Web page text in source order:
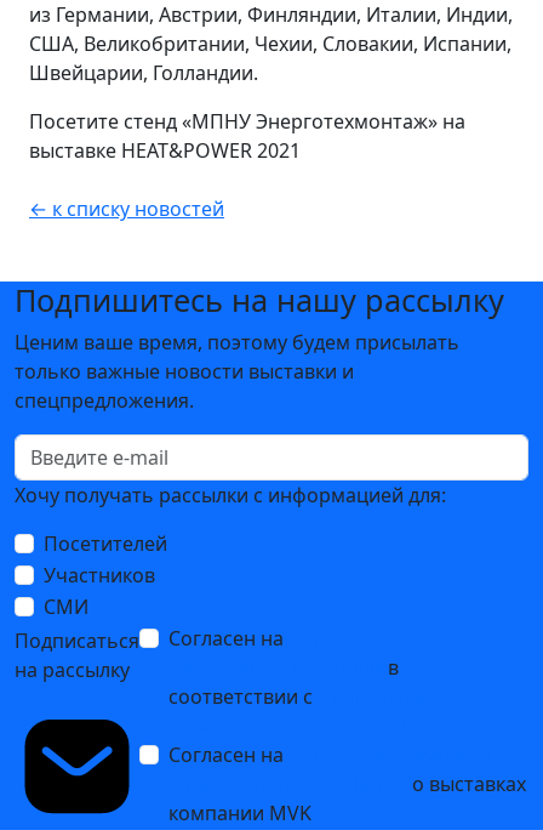
из Германии, Австрии, Финляндии, Италии, Индии,
США, Великобритании, Чехии, Словакии, Испании,
Швейцарии, Голландии.
Посетите стенд «МПНУ Энерготехмонтаж» на
выставке HEAT&POWER 2021
← к списку новостей
Подпишитесь на нашу рассылку
Ценим ваше время, поэтому будем присылать
только важные новости выставки и
спецпредложения.
Хочу получать рассылки с информацией для:
Посетителей
Участников
СМИ
Подписаться
на рассылку
Согласен на
в
соответствии с
Согласен на
о выставках
компании MVK